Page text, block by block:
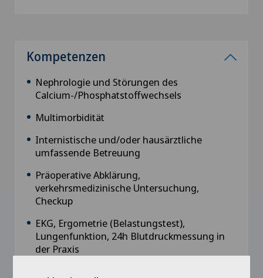
Kompetenzen
Nephrologie und Störungen des
Calcium-/Phosphatstoffwechsels
Multimorbidität
Internistische und/oder hausärztliche
umfassende Betreuung
Präoperative Abklärung,
verkehrsmedizinische Untersuchung,
Checkup
EKG, Ergometrie (Belastungstest),
Lungenfunktion, 24h Blutdruckmessung in
der Praxis